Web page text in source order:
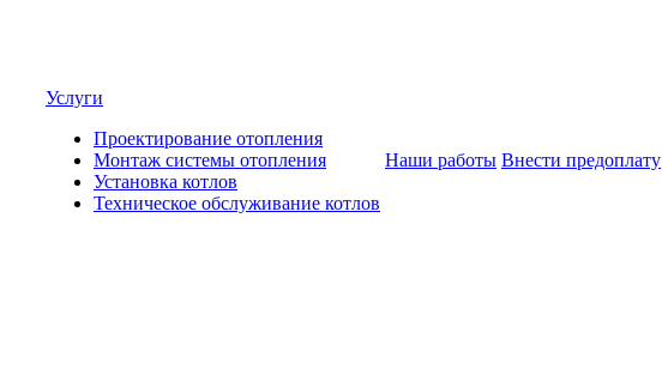
Услуги
Проектирование отопления
Монтаж системы отопления
Установка котлов
Техническое обслуживание котлов
Наши работы Внести предоплату